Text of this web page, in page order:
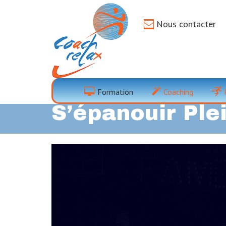
Nous contacter
Formation Coaching
Coaching Du
S’épanouir